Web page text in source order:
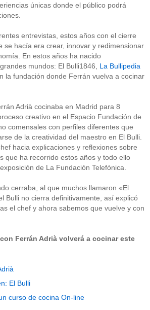
únicas donde el público podrá
entrevistas, estos años con el cierre
se hacía era crear, innovar y redimensionar
En estos años ha nacido
mundos: El Bulli1846, La Bullipedia
la fundación donde Ferrán vuelva a cocinar
Adrià cocinaba en Madrid para 8
creativo en el Espacio Fundación de
comensales con perfiles diferentes que
de la creatividad del maestro en El Bulli.
hacia explicaciones y reflexiones sobre
que ha recorrido estos años y todo ello
de La Fundación Telefónica.
cerraba, al que muchos llamaron «El
Bulli no cierra definitivamente, así explicó
el chef y ahora sabemos que vuelve y con
Ferrán Adrià volverá a cocinar este
El Bulli
curso de cocina On-line